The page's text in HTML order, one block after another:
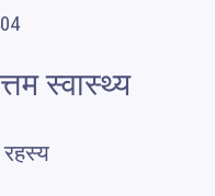
स्वास्थ्य